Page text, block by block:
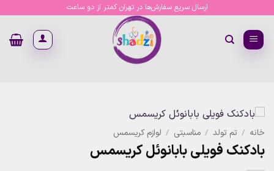
content
ارسال سریع سفارش‌ها در تهران کمتر از دو ساعت
خانه / تم تولد / مناسبتی / لوازم کریسمس
بادکنک فویلی بابانوئل کریسمس